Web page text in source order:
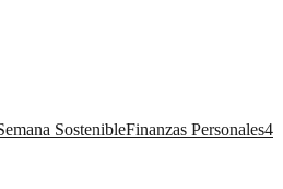
SostenibleFinanzas Personales4